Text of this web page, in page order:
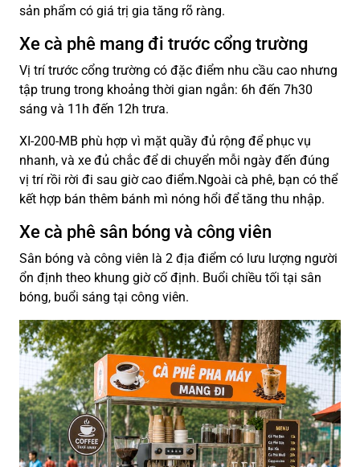
sản phẩm có giá trị gia tăng rõ ràng.
Xe cà phê mang đi trước cổng trường
Vị trí trước cổng trường có đặc điểm nhu cầu cao nhưng
tập trung trong khoảng thời gian ngắn: 6h đến 7h30
sáng và 11h đến 12h trưa.
XI-200-MB phù hợp vì mặt quầy đủ rộng để phục vụ
nhanh, và xe đủ chắc để di chuyển mỗi ngày đến đúng
vị trí rồi rời đi sau giờ cao điểm.Ngoài cà phê, bạn có thể
kết hợp bán thêm bánh mì nóng hổi để tăng thu nhập.
Xe cà phê sân bóng và công viên
Sân bóng và công viên là 2 địa điểm có lưu lượng người
ổn định theo khung giờ cố định. Buổi chiều tối tại sân
bóng, buổi sáng tại công viên.